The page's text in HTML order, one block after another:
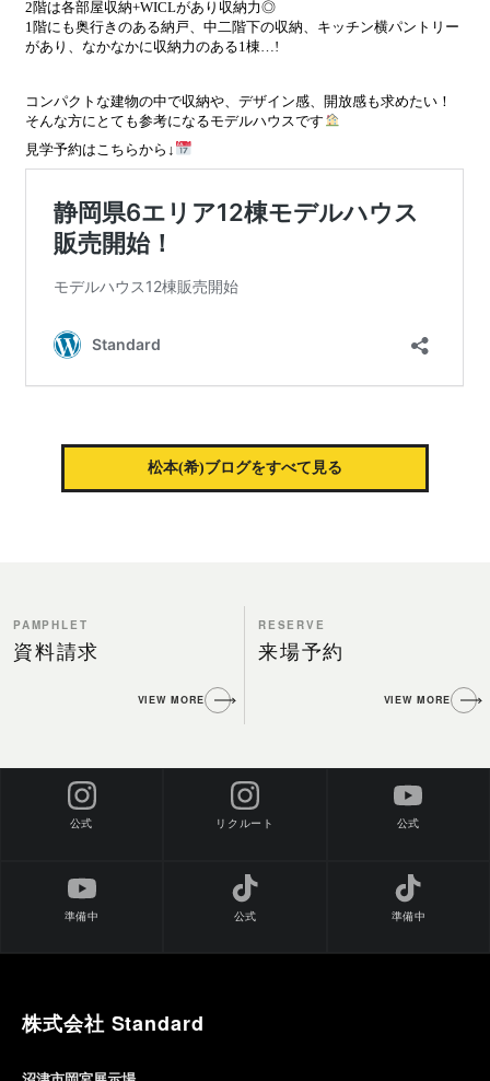
2階は各部屋収納+WICLがあり収納力◎
1階にも奥行きのある納戸、中二階下の収納、キッチン横パントリー
があり、なかなかに収納力のある1棟…!
コンパクトな建物の中で収納や、デザイン感、開放感も求めたい！
そんな方にとても参考になるモデルハウスです
見学予約はこちらから↓
松本(希)ブログをすべて見る
PAMPHLET
資料請求
VIEW MORE
RESERVE
来場予約
VIEW MORE
公式 リクルート 公式
準備中 公式 準備中
株式会社 Standard